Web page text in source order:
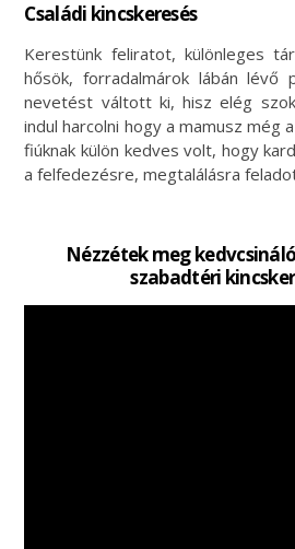
Családi kincskeresés
Kerestünk feliratot, különleges
hősök, forradalmárok lábán lévő
nevetést váltott ki, hisz elég
indul harcolni hogy a mamusz még
fiúknak külön kedves volt, hogy
a felfedezésre, megtalálásra
Nézzétek meg
szabadtéri